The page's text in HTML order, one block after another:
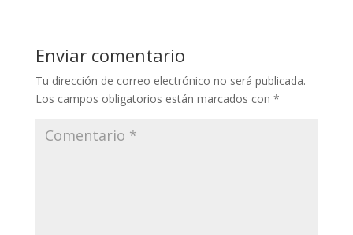
Enviar comentario
Tu dirección de correo electrónico no será publicada.
Los campos obligatorios están marcados con *